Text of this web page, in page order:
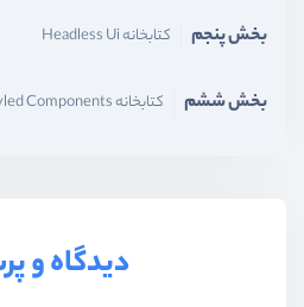
بخش پنجم کتابخانه Headless Ui
بخش ششم کتابخانه Styled Components
دیدگاه و